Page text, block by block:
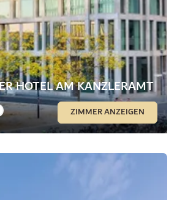
HOTEL AM KANZLERAMT
ZIMMER ANZEIGEN